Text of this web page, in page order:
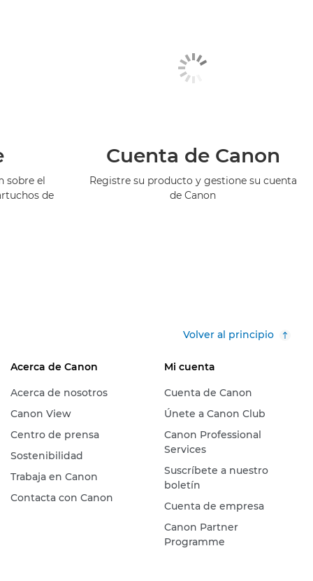
sobre el
de
Cuenta de Canon
Registre su producto y gestione su cuenta
de Canon
Volver al principio
Acerca de Canon
Acerca de nosotros
Canon View
Centro de prensa
Sostenibilidad
Trabaja en Canon
Contacta con Canon
Mi cuenta
Cuenta de Canon
Únete a Canon Club
Canon Professional
Services
Suscríbete a nuestro
boletín
Cuenta de empresa
Canon Partner
Programme